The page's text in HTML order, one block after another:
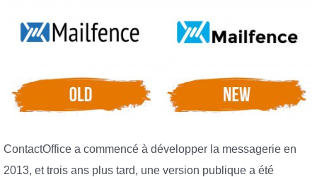
ContactOffice a commencé à développer la messagerie en
2013, et trois ans plus tard, une version publique a été